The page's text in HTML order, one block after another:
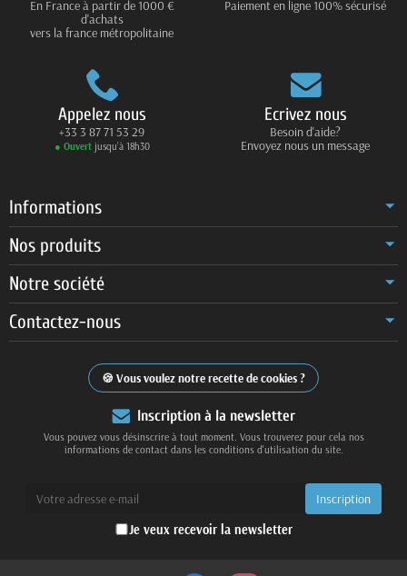
En France à partir de 1000 €
d'achats
vers la france métropolitaine
Paiement en ligne 100% sécurisé
Appelez nous
+33 3 87 71 53 29
● Ouvertjusqu’à 18h30
Ecrivez nous
Besoin d'aide?
Envoyez nous un message
Informations
Nos produits
Notre société
Contactez-nous
Vous voulez notre recette de cookies ?
Inscription à la newsletter
Vous pouvez vous désinscrire à tout moment. Vous trouverez pour cela nos
informations de contact dans les conditions d'utilisation du site.
Je veux recevoir la newsletter